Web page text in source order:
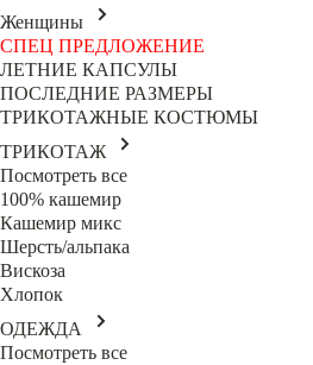
Женщины
СПЕЦ ПРЕДЛОЖЕНИЕ
ЛЕТНИЕ КАПСУЛЫ
ПОСЛЕДНИЕ РАЗМЕРЫ
ТРИКОТАЖНЫЕ КОСТЮМЫ
ТРИКОТАЖ
Посмотреть все
100% кашемир
Кашемир микс
Шерсть/альпака
Вискоза
Хлопок
ОДЕЖДА
Посмотреть все